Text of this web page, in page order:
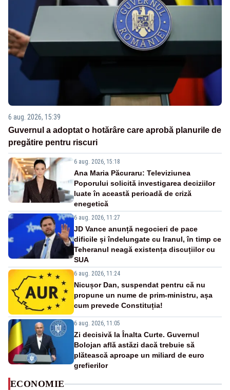
6 aug. 2026, 15:39
Guvernul a adoptat o hotărâre care aprobă planurile de
pregătire pentru riscuri
6 aug. 2026, 15:18
Ana Maria Păcuraru: Televiziunea
Poporului solicită investigarea deciziilor
luate în această perioadă de criză
enegetică
6 aug. 2026, 11:27
JD Vance anunță negocieri de pace
dificile și îndelungate cu Iranul, în timp ce
Teheranul neagă existența discuțiilor cu
SUA
6 aug. 2026, 11:24
Nicușor Dan, suspendat pentru că nu
propune un nume de prim-ministru, așa
cum prevede Constituția!
6 aug. 2026, 11:05
Zi decisivă la Înalta Curte. Guvernul
Bolojan află astăzi dacă trebuie să
plătească aproape un miliard de euro
grefierilor
ECONOMIE